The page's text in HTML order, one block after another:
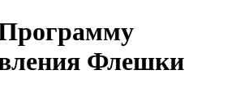
Флешки